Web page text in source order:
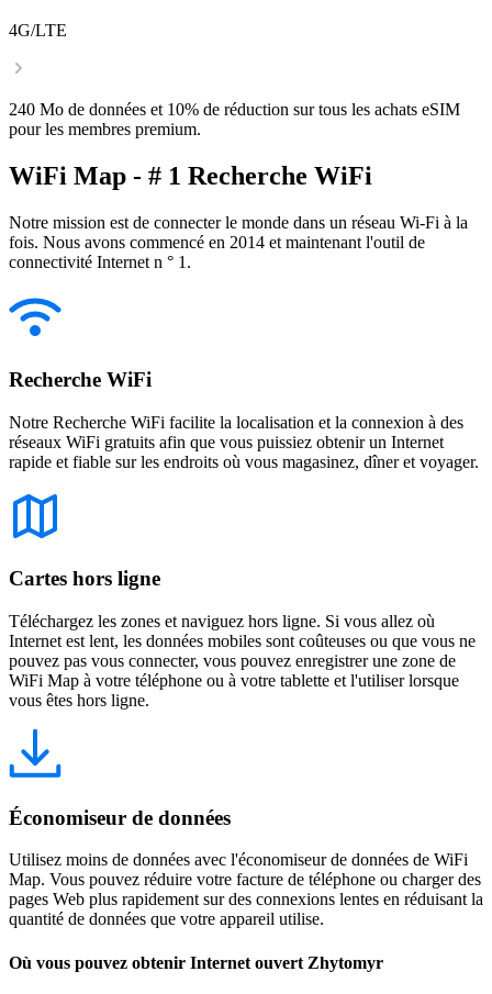
4G/LTE
240 Mo de données et 10% de réduction sur tous les achats eSIM
pour les membres premium.
WiFi Map - # 1 Recherche WiFi
Notre mission est de connecter le monde dans un réseau Wi-Fi à la
fois. Nous avons commencé en 2014 et maintenant l'outil de
connectivité Internet n ° 1.
Recherche WiFi
Notre Recherche WiFi facilite la localisation et la connexion à des
réseaux WiFi gratuits afin que vous puissiez obtenir un Internet
rapide et fiable sur les endroits où vous magasinez, dîner et voyager.
Cartes hors ligne
Téléchargez les zones et naviguez hors ligne. Si vous allez où
Internet est lent, les données mobiles sont coûteuses ou que vous ne
pouvez pas vous connecter, vous pouvez enregistrer une zone de
WiFi Map à votre téléphone ou à votre tablette et l'utiliser lorsque
vous êtes hors ligne.
Économiseur de données
Utilisez moins de données avec l'économiseur de données de WiFi
Map. Vous pouvez réduire votre facture de téléphone ou charger des
pages Web plus rapidement sur des connexions lentes en réduisant la
quantité de données que votre appareil utilise.
Où vous pouvez obtenir Internet ouvert Zhytomyr